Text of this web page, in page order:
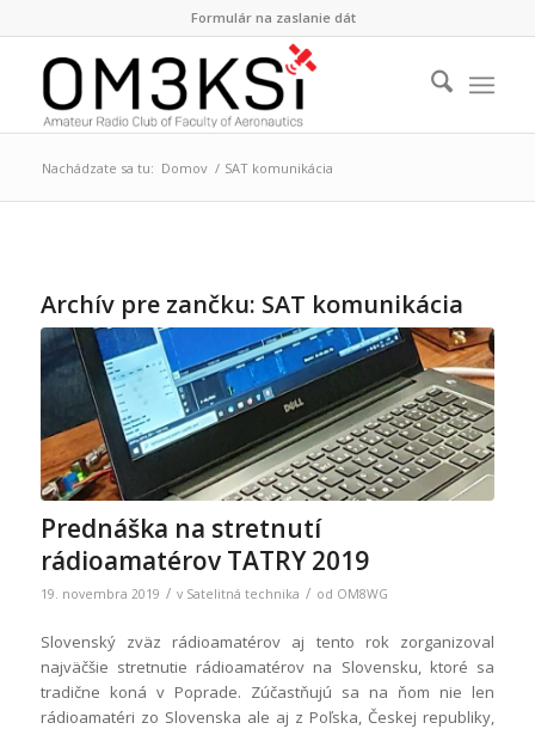
Formulár na zaslanie dát
Nachádzate sa tu: Domov / SAT komunikácia
Archív pre zančku: SAT komunikácia
Prednáška na stretnutí
rádioamatérov TATRY 2019
19. novembra 2019 / v Satelitná technika / od OM8WG
Slovenský zväz rádioamatérov aj tento rok zorganizoval
najväčšie stretnutie rádioamatérov na Slovensku, ktoré sa
tradične koná v Poprade. Zúčastňujú sa na ňom nie len
rádioamatéri zo Slovenska ale aj z Poľska, Českej republiky,